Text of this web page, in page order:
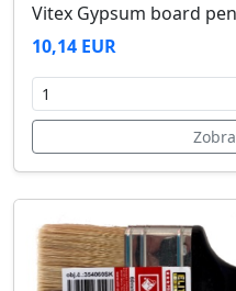
Vitex Gypsum board
10,14 EUR